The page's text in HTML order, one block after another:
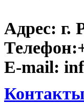
Адрес: г.
Телефон:
E-mail:
Контакты